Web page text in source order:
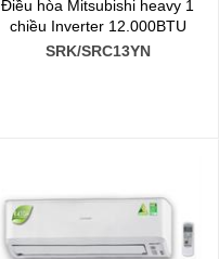
Điều hòa Mitsubishi heavy 1
chiều Inverter 12.000BTU
SRK/SRC13YN